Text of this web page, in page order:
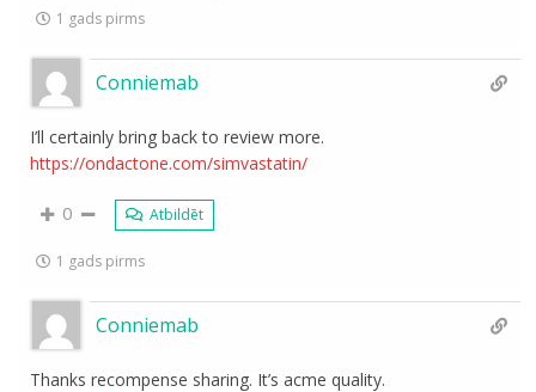
1 gads pirms
Conniemab
I’ll certainly bring back to review more.
https://ondactone.com/simvastatin/
0 Atbildēt
1 gads pirms
Conniemab
Thanks recompense sharing. It’s acme quality.